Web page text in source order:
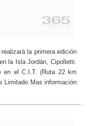
la primera edición
la Isla Jordán, Cipolletti.
en el C.I.T. (Ruta 22 km
Limitado Mas información